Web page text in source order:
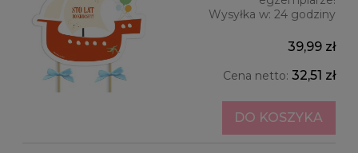
Wysyłka w: 24 godziny
39,99 zł
Cena netto: 32,51 zł
DO KOSZYKA